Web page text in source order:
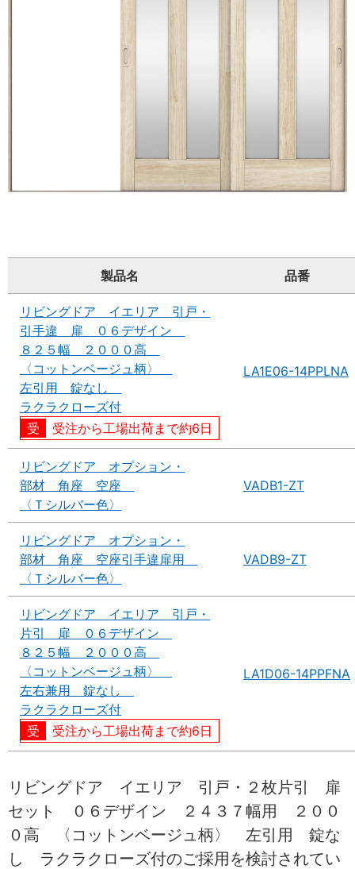
製品名 品番
リビングドア イエリア 引戸・
引手違 扉 ０６デザイン
８２５幅 ２０００高
〈コットンベージュ柄〉
左引用 錠なし
ラクラクローズ付
受注から工場出荷まで約6日
LA1E06-14PPLNA
リビングドア オプション・
部材 角座 空座
〈Ｔシルバー色〉
VADB1-ZT
リビングドア オプション・
部材 角座 空座引手違扉用
〈Ｔシルバー色〉
VADB9-ZT
リビングドア イエリア 引戸・
片引 扉 ０６デザイン
８２５幅 ２０００高
〈コットンベージュ柄〉
左右兼用 錠なし
ラクラクローズ付
受注から工場出荷まで約6日
LA1D06-14PPFNA
リビングドア イエリア 引戸・２枚片引 扉
セット ０６デザイン ２４３７幅用 ２００
０高 〈コットンベージュ柄〉 左引用 錠な
し ラクラクローズ付のご採用を検討されてい